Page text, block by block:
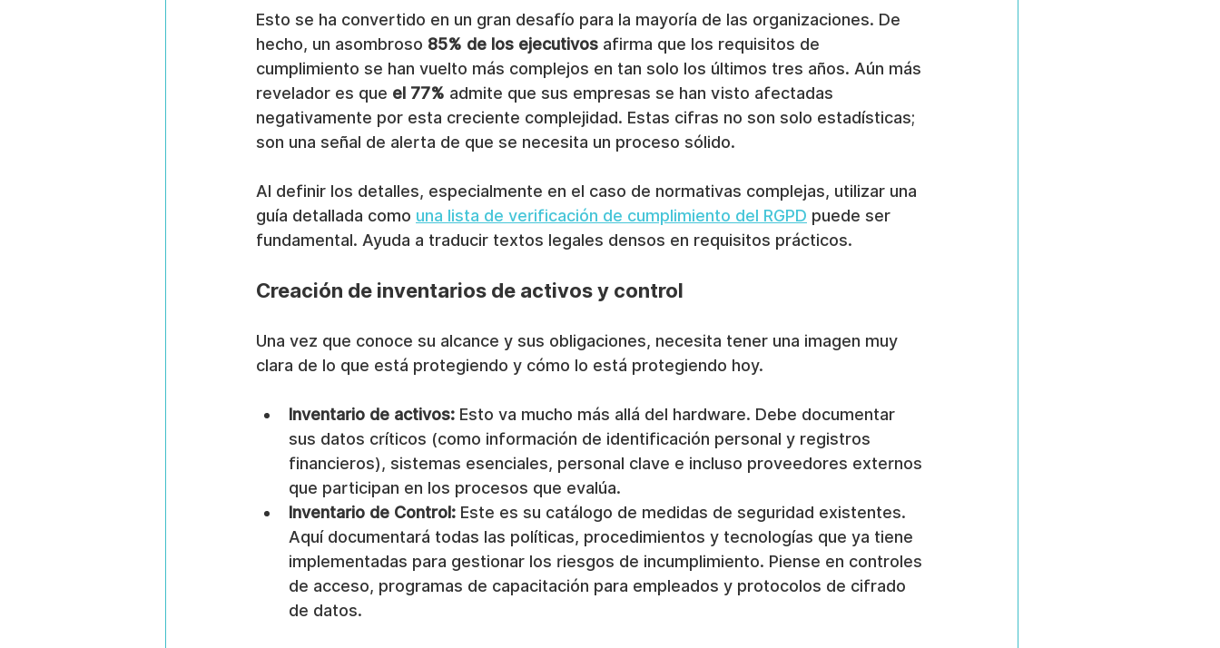
Esto se ha convertido en un gran desafío para la mayoría de las organizaciones. De
hecho, un asombroso 85% de los ejecutivos afirma que los requisitos de
cumplimiento se han vuelto más complejos en tan solo los últimos tres años. Aún más
revelador es que el 77% admite que sus empresas se han visto afectadas
negativamente por esta creciente complejidad. Estas cifras no son solo estadísticas;
son una señal de alerta de que se necesita un proceso sólido.
Al definir los detalles, especialmente en el caso de normativas complejas, utilizar una
guía detallada como una lista de verificación de cumplimiento del RGPD puede ser
fundamental. Ayuda a traducir textos legales densos en requisitos prácticos.
Creación de inventarios de activos y control
Una vez que conoce su alcance y sus obligaciones, necesita tener una imagen muy
clara de lo que está protegiendo y cómo lo está protegiendo hoy.
Inventario de activos: Esto va mucho más allá del hardware. Debe documentar
sus datos críticos (como información de identificación personal y registros
financieros), sistemas esenciales, personal clave e incluso proveedores externos
que participan en los procesos que evalúa.
Inventario de Control: Este es su catálogo de medidas de seguridad existentes.
Aquí documentará todas las políticas, procedimientos y tecnologías que ya tiene
implementadas para gestionar los riesgos de incumplimiento. Piense en controles
de acceso, programas de capacitación para empleados y protocolos de cifrado
de datos.